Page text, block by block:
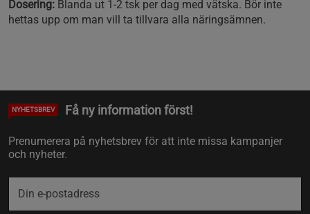
Dosering: Blanda ut 1-2 tsk per dag med vätska. Bör inte
hettas upp om man vill ta tillvara alla näringsämnen.
NYHETSBREV Få ny information först!
Prenumerera på nyhetsbrev för att inte missa kampanjer
och nyheter.